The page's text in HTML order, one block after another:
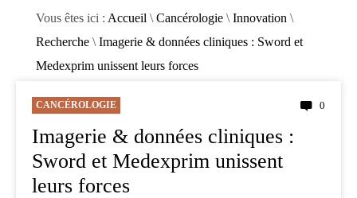
Vous êtes ici : Accueil \ Cancérologie \ Innovation \
Recherche \ Imagerie & données cliniques : Sword et
Medexprim unissent leurs forces
CANCÉROLOGIE 0
Imagerie & données cliniques :
Sword et Medexprim unissent
leurs forces